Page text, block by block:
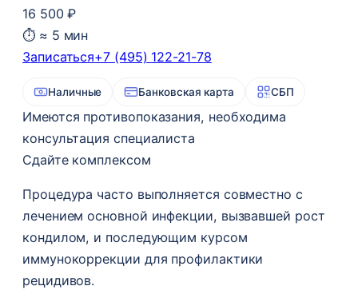
16 500 ₽
⏱ ≈ 5 мин
Записаться+7 (495) 122-21-78
Наличные Банковская карта СБП
Имеются противопоказания, необходима
консультация специалиста
Сдайте комплексом
Процедура часто выполняется совместно с
лечением основной инфекции, вызвавшей рост
кондилом, и последующим курсом
иммунокоррекции для профилактики
рецидивов.